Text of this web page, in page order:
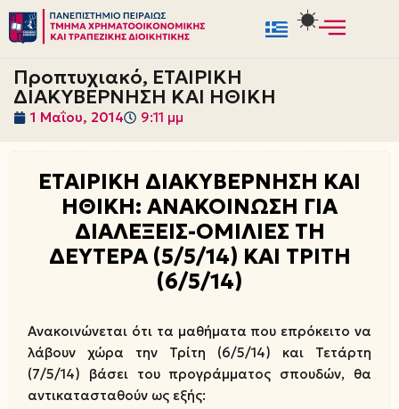
Μεταπηδήστε
στο
περιεχόμενο
Προπτυχιακό, ΕΤΑΙΡΙΚΗ
ΔΙΑΚΥΒΕΡΝΗΣΗ ΚΑΙ ΗΘΙΚΗ
1 Μαΐου, 2014 9:11 μμ
ΕΤΑΙΡΙΚΗ ΔΙΑΚΥΒΕΡΝΗΣΗ ΚΑΙ
ΗΘΙΚΗ: ΑΝΑΚΟΙΝΩΣΗ ΓΙΑ
ΔΙΑΛΕΞΕΙΣ-ΟΜΙΛΙΕΣ ΤΗ
ΔΕΥΤΕΡΑ (5/5/14) ΚΑΙ ΤΡΙΤΗ
(6/5/14)
Ανακοινώνεται ότι τα μαθήματα που επρόκειτο να
λάβουν χώρα την Τρίτη (6/5/14) και Τετάρτη
(7/5/14) βάσει του προγράμματος σπουδών, θα
αντικατασταθούν ως εξής: